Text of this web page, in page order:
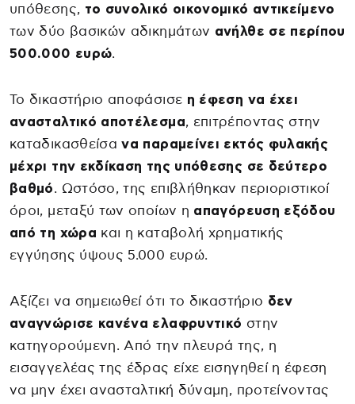
υπόθεσης, το συνολικό οικονομικό αντικείμενο
των δύο βασικών αδικημάτων ανήλθε σε περίπου
500.000 ευρώ.
Το δικαστήριο αποφάσισε η έφεση να έχει
ανασταλτικό αποτέλεσμα, επιτρέποντας στην
καταδικασθείσανα παραμείνει εκτός φυλακής
μέχρι την εκδίκαση της υπόθεσης σε δεύτερο
βαθμό. Ωστόσο, της επιβλήθηκαν περιοριστικοί
όροι, μεταξύ των οποίων η απαγόρευση εξόδου
από τη χώρα και η καταβολή χρηματικής
εγγύησης ύψους 5.000 ευρώ.
Αξίζει να σημειωθεί ότι το δικαστήριο δεν
αναγνώρισε κανένα ελαφρυντικό στην
κατηγορούμενη. Από την πλευρά της, η
εισαγγελέας της έδρας είχε εισηγηθεί η έφεση
να μην έχει ανασταλτική δύναμη, προτείνοντας